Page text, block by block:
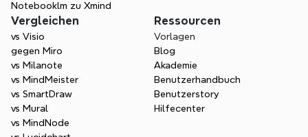
Notebooklm zu Xmind
Vergleichen
vs Visio
gegen Miro
vs Milanote
vs MindMeister
vs SmartDraw
vs Mural
vs MindNode
Ressourcen
Vorlagen
Blog
Akademie
Benutzerhandbuch
Benutzerstory
Hilfecenter